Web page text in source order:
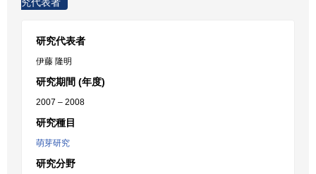
研究代表者
伊藤 隆明
研究期間 (年度)
2007 – 2008
研究種目
萌芽研究
研究分野